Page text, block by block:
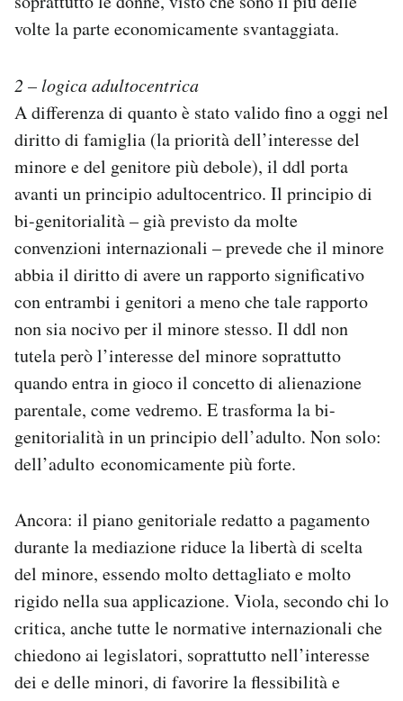
volte la parte economicamente svantaggiata.
2 – logica adultocentrica
A differenza di quanto è stato valido fino a oggi nel
diritto di famiglia (la priorità dell’interesse del
minore e del genitore più debole), il ddl porta
avanti un principio adultocentrico. Il principio di
bi-genitorialità – già previsto da molte
convenzioni internazionali – prevede che il minore
abbia il diritto di avere un rapporto significativo
con entrambi i genitori a meno che tale rapporto
non sia nocivo per il minore stesso. Il ddl non
tutela però l’interesse del minore soprattutto
quando entra in gioco il concetto di alienazione
parentale, come vedremo. E trasforma la bi-
genitorialità in un principio dell’adulto. Non solo:
dell’adulto economicamente più forte.
Ancora: il piano genitoriale redatto a pagamento
durante la mediazione riduce la libertà di scelta
del minore, essendo molto dettagliato e molto
rigido nella sua applicazione. Viola, secondo chi lo
critica, anche tutte le normative internazionali che
chiedono ai legislatori, soprattutto nell’interesse
dei e delle minori, di favorire la flessibilità e